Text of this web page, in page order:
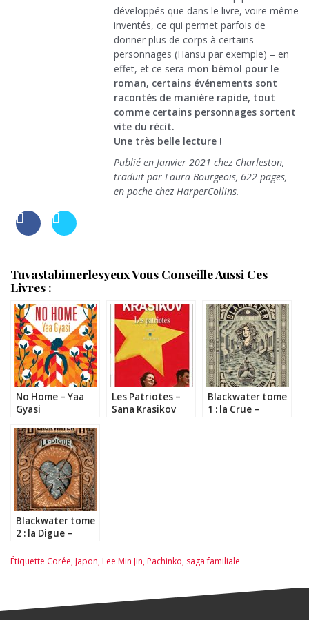
développés que dans le livre, voire même
inventés, ce qui permet parfois de
donner plus de corps à certains
personnages (Hansu par exemple) – en
effet, et ce sera mon bémol pour le
roman, certains événements sont
racontés de manière rapide, tout
comme certains personnages sortent
vite du récit.
Une très belle lecture !
Publié en Janvier 2021 chez Charleston,
traduit par Laura Bourgeois, 622 pages,
en poche chez HarperCollins.
Tuvastabimerlesyeux Vous Conseille Aussi Ces
Livres :
No Home – Yaa
Gyasi
Les Patriotes –
Sana Krasikov
Blackwater tome
1 : la Crue –
Blackwater tome
2 : la Digue –
Étiquette Corée,Japon,Lee Min Jin,Pachinko, saga familiale